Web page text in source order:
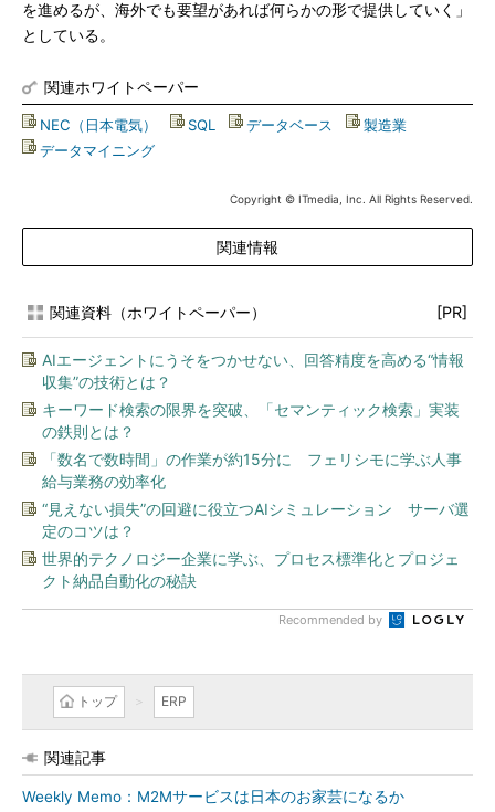
を進めるが、海外でも要望があれば何らかの形で提供していく」
としている。
関連ホワイトペーパー
NEC（日本電気） SQL データベース 製造業
データマイニング
Copyright © ITmedia, Inc. All Rights Reserved.
関連情報
関連資料（ホワイトペーパー） [PR]
AIエージェントにうそをつかせない、回答精度を高める“情報
収集”の技術とは？
キーワード検索の限界を突破、「セマンティック検索」実装
の鉄則とは？
「数名で数時間」の作業が約15分に フェリシモに学ぶ人事
給与業務の効率化
“見えない損失”の回避に役立つAIシミュレーション サーバ選
定のコツは？
世界的テクノロジー企業に学ぶ、プロセス標準化とプロジェ
クト納品自動化の秘訣
Recommended by
トップ ERP
関連記事
Weekly Memo：M2Mサービスは日本のお家芸になるか